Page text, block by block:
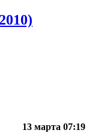
13 марта 07:19